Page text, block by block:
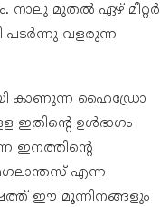
നാലു മുതൽ ഏഴ് മീറ്റർ
പടർന്നു വളരുന്ന
കാണുന്ന ഹൈഡ്രോ
ഉൾഭാഗം
ഇനത്തിന്റെ
എന്ന
ഈ മൂന്നിനങ്ങളും